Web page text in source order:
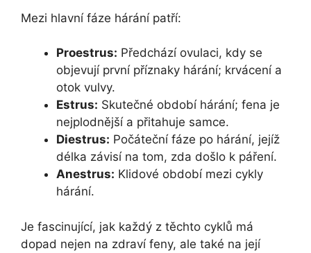
Mezi hlavní fáze hárání patří:
Proestrus: Předchází ovulaci, kdy se
objevují první příznaky hárání; krvácení a
otok vulvy.
Estrus: Skutečné období hárání; fena je
nejplodnější a přitahuje samce.
Diestrus: Počáteční fáze po hárání, jejíž
délka závisí na tom, zda došlo k páření.
Anestrus: Klidové období mezi cykly
hárání.
Je fascinující, jak každý z těchto cyklů má
dopad nejen na zdraví feny, ale také na její